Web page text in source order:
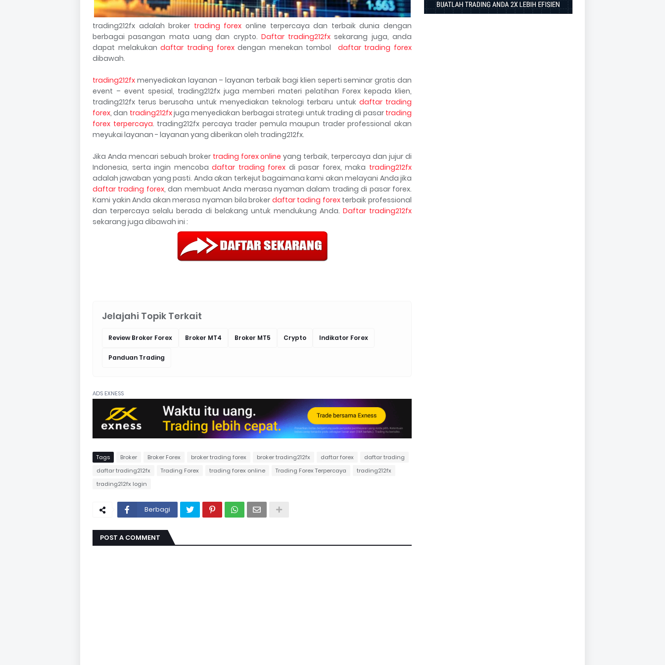
trading212fx adalah broker trading forex online terpercaya dan terbaik dunia dengan
berbagai pasangan mata uang dan crypto. Daftar trading212fx sekarang juga, anda
dapat melakukandaftar trading forexdengan menekan tombol daftar trading forex
dibawah.
trading212fx menyediakan layanan – layanan terbaik bagi klien seperti seminar gratis dan
event – event spesial, trading212fx juga memberi materi pelatihan Forex kepada klien,
trading212fx terus berusaha untuk menyediakan teknologi terbaru untuk daftar trading
forex, dan trading212fxjuga menyediakan berbagai strategi untuk trading di pasar trading
forex terpercaya. trading212fx percaya trader pemula maupun trader professional akan
meyukai layanan - layanan yang diberikan oleh trading212fx.
Jika Anda mencari sebuah broker trading forex online yang terbaik, terpercaya dan jujur di
Indonesia, serta ingin mencobadaftar trading forex di pasar forex, maka trading212fx
adalah jawaban yang pasti. Anda akan terkejut bagaimana kami akan melayani Anda jika
daftar trading forex, dan membuat Anda merasa nyaman dalam trading di pasar forex.
Kami yakin Anda akan merasa nyaman bila broker daftar tading forexterbaik professional
dan terpercaya selalu berada di belakang untuk mendukung Anda. Daftar trading212fx
sekarang juga dibawah ini :
Jelajahi Topik Terkait
Review Broker Forex Broker MT4 Broker MT5 Crypto Indikator Forex
Panduan Trading
ADS EXNESS
Tags Broker Broker Forex broker trading forex broker trading212fx daftar forex
daftar trading
daftar trading212fx
Trading Forex trading forex online Trading Forex Terpercaya
trading212fx
trading212fx login
Berbagi
POST A COMMENT